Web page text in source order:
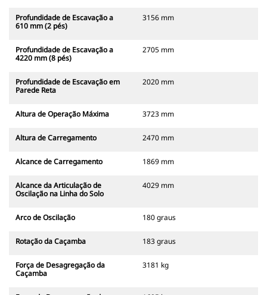
Profundidade de Escavação a
610 mm (2 pés)
3156 mm
Profundidade de Escavação a
4220 mm (8 pés)
2705 mm
Profundidade de Escavação em
Parede Reta
2020 mm
Altura de Operação Máxima 3723 mm
Altura de Carregamento 2470 mm
Alcance de Carregamento 1869 mm
Alcance da Articulação de
Oscilação na Linha do Solo
4029 mm
Arco de Oscilação 180 graus
Rotação da Caçamba 183 graus
Força de Desagregação da
Caçamba
3181 kg